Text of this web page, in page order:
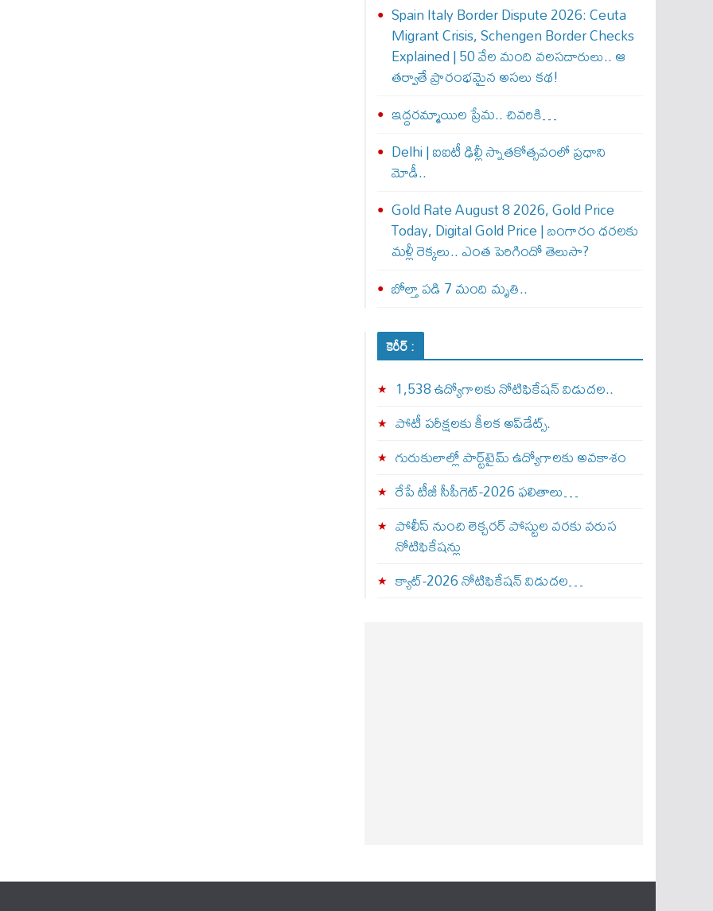
Spain Italy Border Dispute 2026: Ceuta
Migrant Crisis, Schengen Border Checks
Explained | 50 వేల మంది వలసదారులు.. ఆ
తర్వాతే ప్రారంభ‌మైన అసలు కథ!
ఇద్దరమ్మాయిల ప్రేమ.. చివరికి…
Delhi | ఐఐటీ ఢిల్లీ స్నాతకోత్సవంలో ప్రధాని
మోడీ..
Gold Rate August 8 2026, Gold Price
Today, Digital Gold Price | బంగారం ధరలకు
మళ్లీ రెక్కలు.. ఎంత పెరిగిందో తెలుసా?
బోల్తా పడి 7 మంది మృతి..
కెరీర్ :
1,538 ఉద్యోగాలకు నోటిఫికేషన్ విడుదల..
పోటీ పరీక్షలకు కీలక అప్‌డేట్స్.
గురుకులాల్లో పార్ట్‌టైమ్ ఉద్యోగాలకు అవకాశం
రేపే టీజీ సీపీగెట్‌-2026 ఫలితాలు…
పోలీస్ నుంచి లెక్చరర్ పోస్టుల వరకు వరుస
నోటిఫికేషన్లు
క్యాట్-2026 నోటిఫికేషన్ విడుదల…